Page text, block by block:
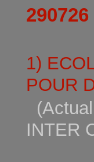
290726
1)
POUR
INTER